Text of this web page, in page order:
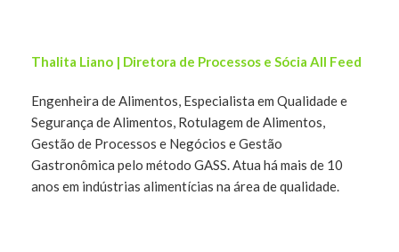
Thalita Liano | Diretora de Processos e Sócia All Feed
Engenheira de Alimentos, Especialista em Qualidade e
Segurança de Alimentos, Rotulagem de Alimentos,
Gestão de Processos e Negócios e Gestão
Gastronômica pelo método GASS. Atua há mais de 10
anos em indústrias alimentícias na área de qualidade.